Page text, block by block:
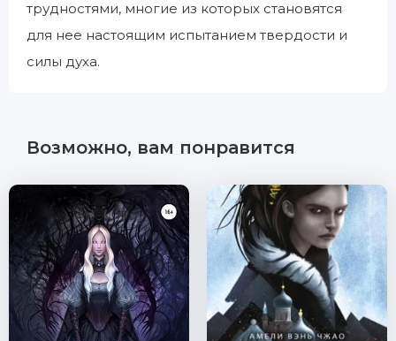
трудностями, многие из которых становятся
для нее настоящим испытанием твердости и
силы духа.
Возможно, вам понравится